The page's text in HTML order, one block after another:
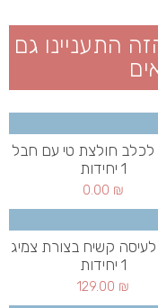
התעניינו גם
לכלב חולצת טי עם חבל
1 יחידות
0.00 ₪
קשיח בצורת צמיג
1 יחידות
129.00 ₪